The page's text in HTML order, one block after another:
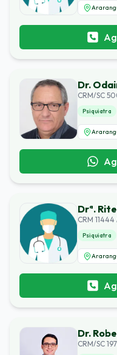
Dr.
CRM/SC
Psiquiatra
Drª.
CRM 11444
Psiquiatra
Dr.
CRM/SC